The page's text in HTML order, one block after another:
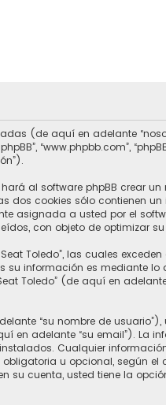
(de aquí en adelante
“www.phpbb.com”,
al software phpBB crear
dos cookies sólo contienen
a usted por el
con objeto de optimizar
Toledo”, las cuales
información es mediante lo
Toledo” (de aquí en
“su nombre de
adelante “su email”). La
Cualquier
u opcional, según el
su cuenta, usted tiene la